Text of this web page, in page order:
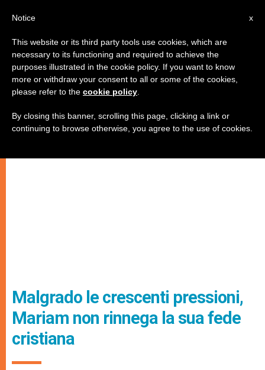
Malgrado le crescenti pressioni,
Mariam non rinnega la sua fede
cristiana
x
Notice
This website or its third party tools use cookies, which are
necessary to its functioning and required to achieve the
purposes illustrated in the cookie policy. If you want to know
more or withdraw your consent to all or some of the cookies,
please refer to the cookie policy
By closing this banner, scrolling this page, clicking a link or
continuing to browse otherwise, you agree to the use of cookies.